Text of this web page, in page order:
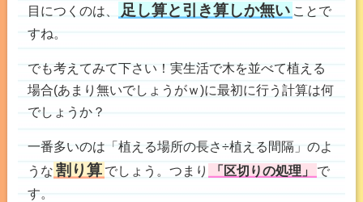
目につくのは、 足し算と引き算しか無い ことで
すね。
でも考えてみて下さい！実生活で木を並べて植える
場合(あまり無いでしょうがｗ)に最初に行う計算は何
でしょうか？
一番多いのは「植える場所の長さ÷植える間隔」のよ
うな 割り算 でしょう。つまり 「区切りの処理」
で
す。